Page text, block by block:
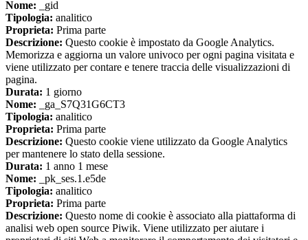
Nome: _gid
Tipologia: analitico
Proprieta: Prima parte
Descrizione: Questo cookie è impostato da Google Analytics.
Memorizza e aggiorna un valore univoco per ogni pagina visitata e
viene utilizzato per contare e tenere traccia delle visualizzazioni di
pagina.
Durata: 1 giorno
Nome: _ga_S7Q31G6CT3
Tipologia: analitico
Proprieta: Prima parte
Descrizione: Questo cookie viene utilizzato da Google Analytics
per mantenere lo stato della sessione.
Durata: 1 anno 1 mese
Nome: _pk_ses.1.e5de
Tipologia: analitico
Proprieta: Prima parte
Descrizione: Questo nome di cookie è associato alla piattaforma di
analisi web open source Piwik. Viene utilizzato per aiutare i